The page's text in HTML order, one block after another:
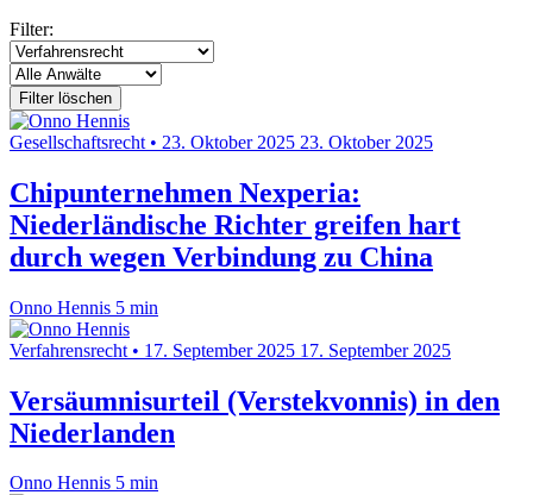
Filter:
Filter löschen
Gesellschaftsrecht • 23. Oktober 2025 23. Oktober 2025
Chipunternehmen Nexperia:
Niederländische Richter greifen hart
durch wegen Verbindung zu China
Onno Hennis 5 min
Verfahrensrecht • 17. September 2025 17. September 2025
Versäumnisurteil (Verstekvonnis) in den
Niederlanden
Onno Hennis 5 min